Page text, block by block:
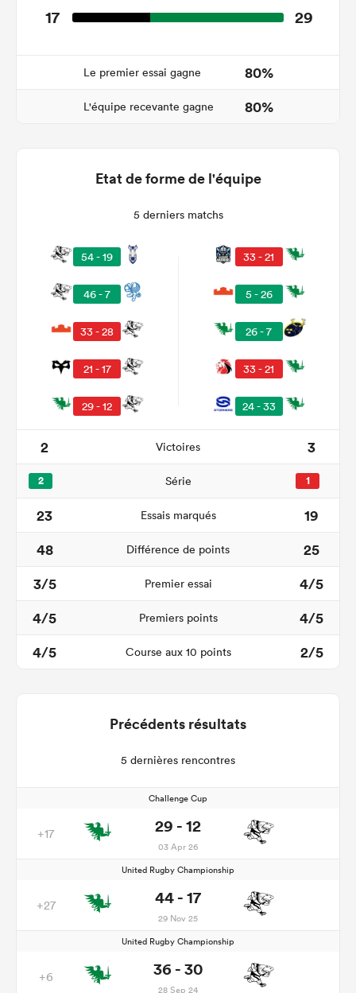
17 29
Le premier essai gagne 80%
L'équipe recevante gagne 80%
Etat de forme de l'équipe
5 derniers matchs
54 - 19
46 - 7
33 - 28
21 - 17
29 - 12
33 - 21
5 - 26
26 - 7
33 - 21
24 - 33
2 Victoires 3
2 Série 1
23 Essais marqués
19
48
Différence de points
25
3/5
Premier essai
4/5
4/5
Premiers points
4/5
4/5
Course aux 10 points 2/5
Précédents résultats
5 dernières rencontres
Challenge Cup
+17 29 - 12
03 Apr 26
United Rugby Championship
+27 44 - 17
29 Nov 25
United Rugby Championship
+6 36 - 30
28 Sep 24